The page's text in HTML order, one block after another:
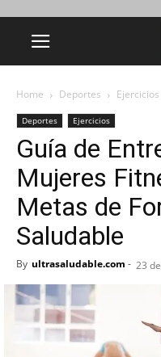
Home Deportes Ejercicios
Deportes Ejercicios
Guía de
Mujeres
Metas de
Saludable
By ultrasaludable.com - 23